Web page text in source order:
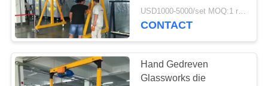
industriële
elektrische kruk
30
Block van 5T
USD1000-5000/set MOQ:1 reeks
CONTACT
Hand Gedreven
Glassworks die